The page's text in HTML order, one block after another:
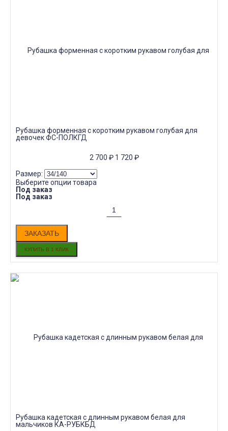
Рубашка форменная с коротким рукавом голубая для
девочек ФС-ПОЛКГД
2 700 ₽ 1 720 ₽
Размер:
Выберите опции товара
Под заказ
Под заказ
ЗАКАЗАТЬ
Рубашка кадетская с длинным рукавом белая для
мальчиков КА-РУБКБД